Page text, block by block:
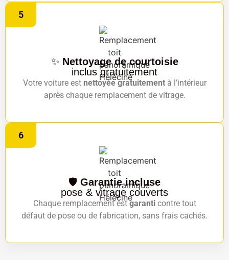
5
✨ Nettoyage de courtoisie
inclus gratuitement
Votre voiture est nettoyée gratuitementà l’intérieur
après chaque remplacement de vitrage.
6
🛡️ Garantie incluse
pose & vitrage couverts
Chaque remplacement estgaranticontre tout
défaut de pose ou de fabrication, sans frais cachés.